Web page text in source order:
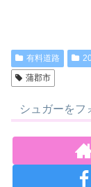
有料道路
蒲郡市
シュガーをフ